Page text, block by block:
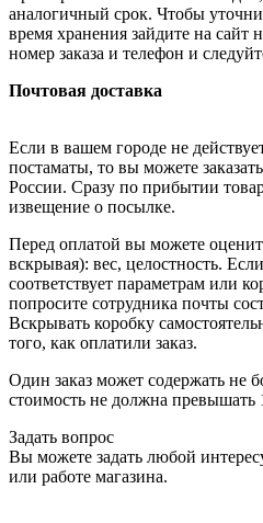
аналогичный срок. Чтобы
время хранения зайдите на сайт
номер заказа и телефон и
Почтовая доставка
Если в вашем городе не
постаматы, то вы можете
России. Сразу по прибытии
извещение о посылке.
Перед оплатой вы можете
вскрывая): вес, целостность.
соответствует параметрам или
попросите сотрудника почты
Вскрывать коробку
того, как оплатили заказ.
Один заказ может содержать не
стоимость не должна превышать
Задать вопрос
Вы можете задать любой
или работе магазина.